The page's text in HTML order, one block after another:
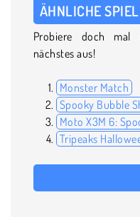
ÄHNLICHE
Probiere doch mal
nächstes aus!
Monster Match
Spooky Bubble
Moto X3M 6:
Tripeaks